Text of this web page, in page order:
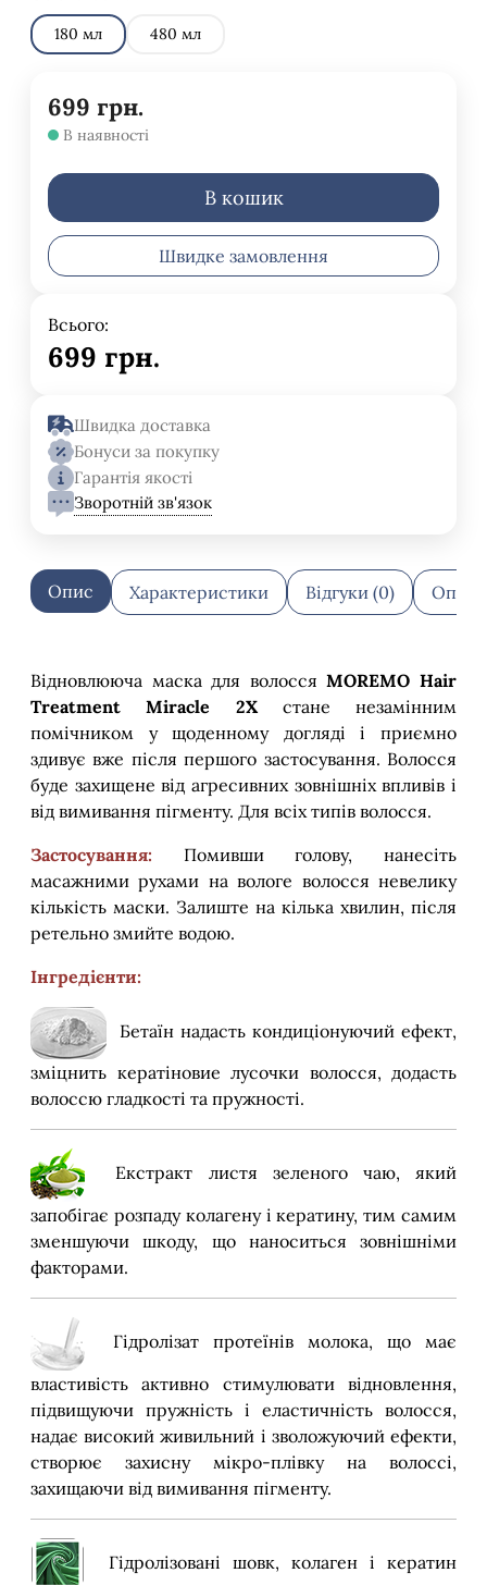
180 мл 480 мл
699 грн.
В наявності
В кошик
Швидке замовлення
Всього:
699 грн.
Швидка доставка
Бонуси за покупку
Гарантія якості
Зворотній зв'язок
Опис Характеристики Відгуки (0)
Відновлююча маска для волоссяMOREMO Hair
Treatment Miracle 2X
стане незамінним
помічником у щоденному догляді і приємно
здивує вже після першого застосування. Волосся
буде захищене від агресивних зовнішніх впливів і
від вимивання пігменту. Для всіх типів волосся.
Застосування: Помивши голову, нанесіть
масажними рухами на вологе волосся невелику
кількість маски. Залиште на кілька хвилин, після
ретельно змийте водою.
Інгредієнти:
Бетаїн надасть кондиціонуючий ефект,
зміцнить кератіновие лусочки волосся, додасть
волоссю гладкості та пружності.
Екстракт листя зеленого чаю, який
запобігає розпаду колагену і кератину, тим самим
зменшуючи шкоду, що наноситься зовнішніми
факторами.
Гідролізат протеїнів молока, що має
властивість активно стимулювати відновлення,
підвищуючи пружність і еластичність волосся,
надає високий живильний і зволожуючий ефекти,
створює захисну мікро-плівку на волоссі,
захищаючи від вимивання пігменту.
Гідролізовані шовк, колаген і кератин